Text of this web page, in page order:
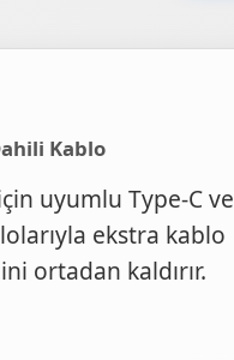
Kablo
uyumlu Type-C ve
ekstra kablo
ortadan kaldırır.